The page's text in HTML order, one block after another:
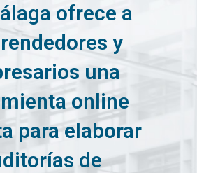
ofrece a
y
una
online
para elaborar
de